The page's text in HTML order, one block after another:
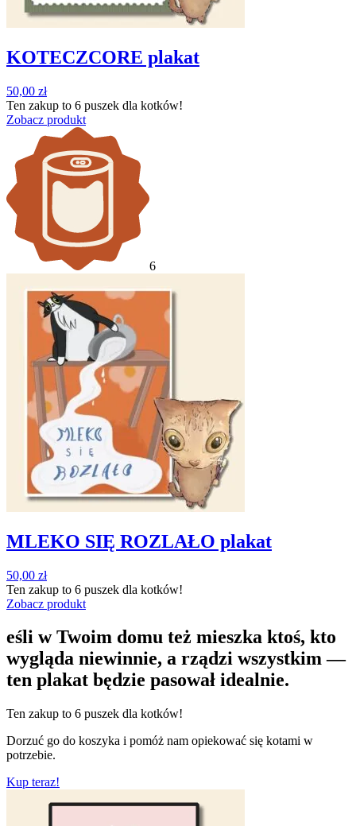
KOTECZCORE plakat
50,00 zł
Ten zakup to 6 puszek dla kotków!
Zobacz produkt
6
MLEKO SIĘ ROZLAŁO plakat
50,00 zł
Ten zakup to 6 puszek dla kotków!
Zobacz produkt
eśli w Twoim domu też mieszka ktoś, kto
wygląda niewinnie, a rządzi wszystkim —
ten plakat będzie pasował idealnie.
Ten zakup to 6 puszek dla kotków!
Dorzuć go do koszyka i pomóż nam opiekować się kotami w
potrzebie.
Kup teraz!